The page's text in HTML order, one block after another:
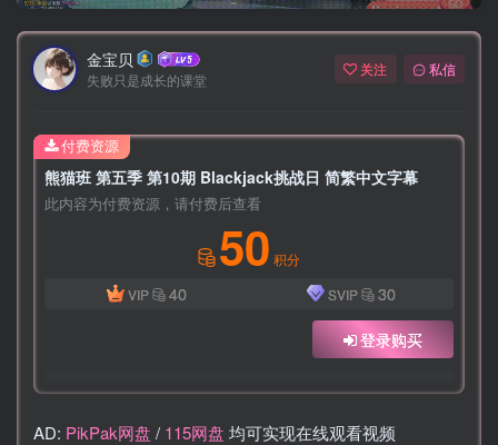
金宝贝
失败只是成长的课堂
关注 私信
熊猫班 第五季 第10期 Blackjack挑战日 简繁中文字幕
此内容为付费资源，请付费后查看
50 积分
VIP
40 SVIP 30
登录购买
付费资源
AD: PikPak网盘 / 115网盘 均可实现在线观看视频